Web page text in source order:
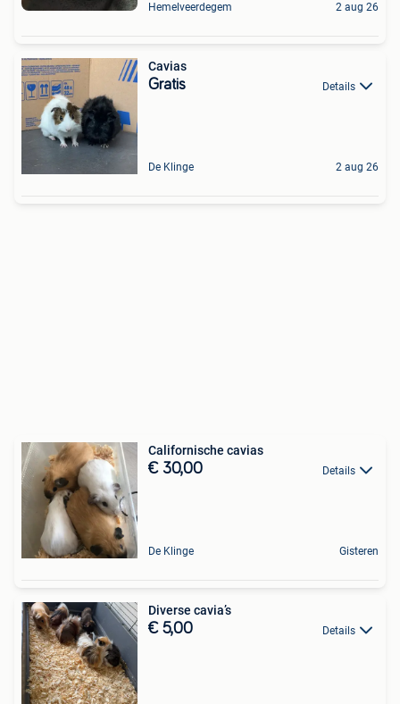
Hemelveerdegem 2 aug 26
Cavias
Gratis Details
De Klinge 2 aug 26
Californische cavias
€ 30,00 Details
De Klinge Gisteren
Diverse cavia’s
€ 5,00 Details